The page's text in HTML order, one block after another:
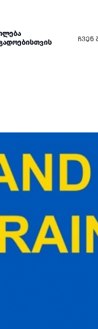
ᲩᲕᲔᲜ